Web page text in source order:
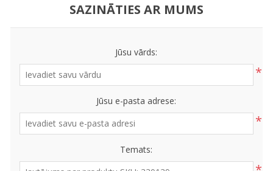
SAZINĀTIES AR MUMS
Jūsu vārds:
*
Jūsu e-pasta adrese:
*
Temats: